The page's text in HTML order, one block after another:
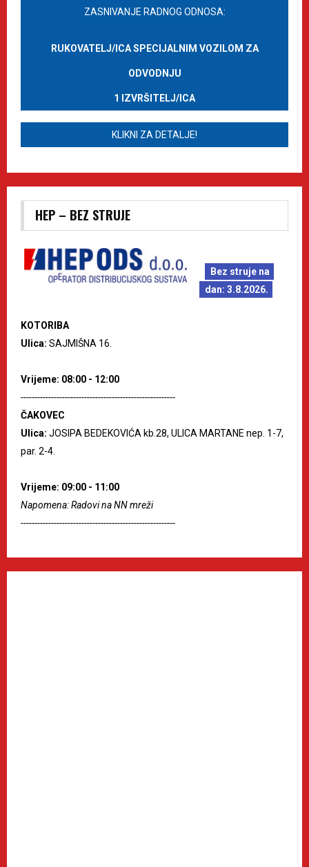
ZASNIVANJE RADNOG ODNOSA:
RUKOVATELJ/ICA SPECIJALNIM VOZILOM ZA
ODVODNJU
1 IZVRŠITELJ/ICA
KLIKNI ZA DETALJE!
HEP – BEZ STRUJE
Bez struje na
dan: 3.8.2026.
KOTORIBA
Ulica: SAJMIŠNA 16.
Vrijeme: 08:00 - 12:00
--------------------------------------------------------
ČAKOVEC
Ulica: JOSIPA BEDEKOVIĆA kb.28, ULICA MARTANE nep. 1-7,
par. 2-4.
Vrijeme: 09:00 - 11:00
Napomena: Radovi na NN mreži
--------------------------------------------------------